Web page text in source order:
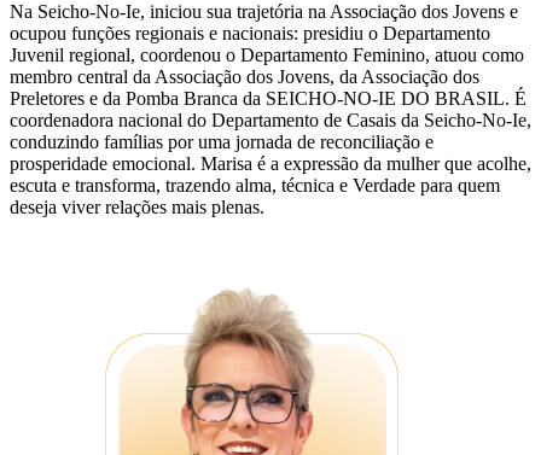
Na Seicho-No-Ie, iniciou sua trajetória na Associação dos Jovens e
ocupou funções regionais e nacionais: presidiu o Departamento
Juvenil regional, coordenou o Departamento Feminino, atuou como
membro central da Associação dos Jovens, da Associação dos
Preletores e da Pomba Branca da SEICHO-NO-IE DO BRASIL. É
coordenadora nacional do Departamento de Casais da Seicho-No-Ie,
conduzindo famílias por uma jornada de reconciliação e
prosperidade emocional. Marisa é a expressão da mulher que acolhe,
escuta e transforma, trazendo alma, técnica e Verdade para quem
deseja viver relações mais plenas.